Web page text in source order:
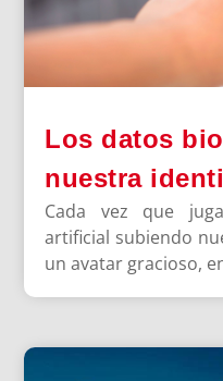
Los datos
nuestra
Cada vez que
artificial subiendo
un avatar gracioso,